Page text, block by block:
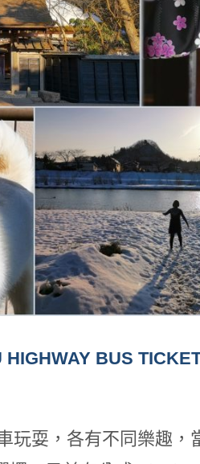
HIGHWAY BUS
玩耍，各有不同樂趣